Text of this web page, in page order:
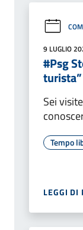
9 LUGLIO
#Psg
Sei
Tempo
LEGGI DI